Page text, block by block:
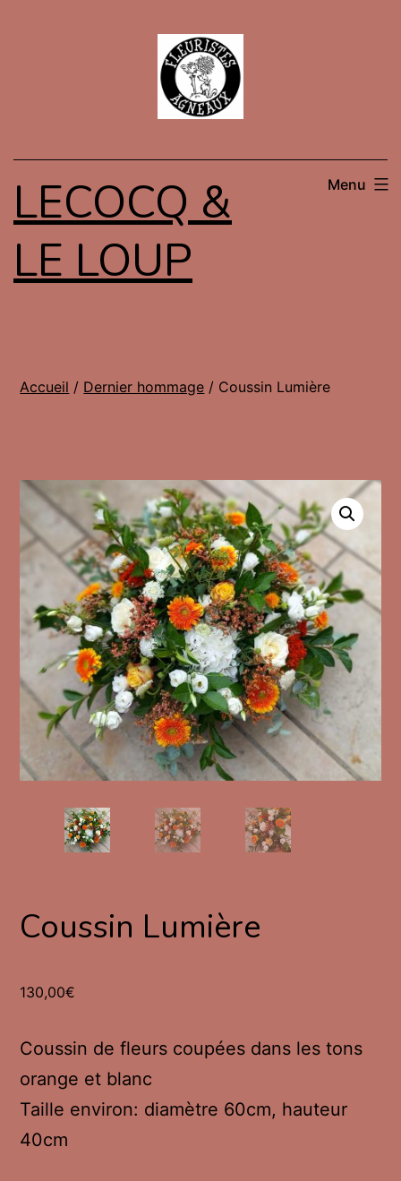
LECOCQ &
LE LOUP
Menu
Accueil / Dernier hommage / Coussin Lumière
Coussin Lumière
130,00€
Coussin de fleurs coupées dans les tons
orange et blanc
Taille environ: diamètre 60cm, hauteur
40cm